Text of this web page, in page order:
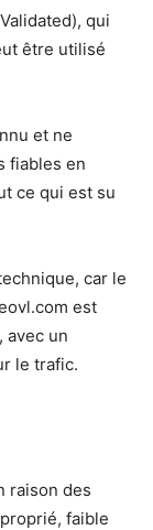
qui
être utilisé
et ne
fiables en
ce qui est su
car le
est
avec un
le trafic.
raison des
faible